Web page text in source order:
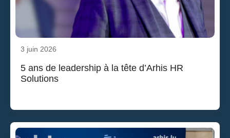
3 juin 2026
5 ans de leadership à la tête d’Arhis HR
Solutions